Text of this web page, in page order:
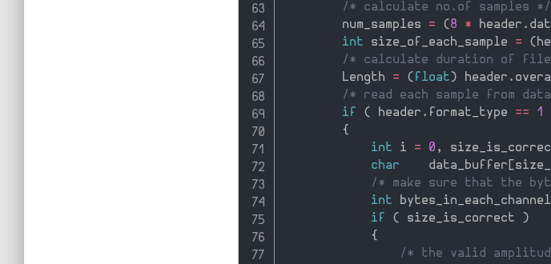
/* calculate no.of samples */
        num_samples
= ( 8 * header .
int size_of_each_sample = (
/* calculate duration of
        Length
= ( float ) header .
/* read each sample from
if
( header . format_type == 1
{
int i = 0 ,
char
    data_buffer
/* make sure that the
int
if
( size_is_correct
)
{
/* the valid